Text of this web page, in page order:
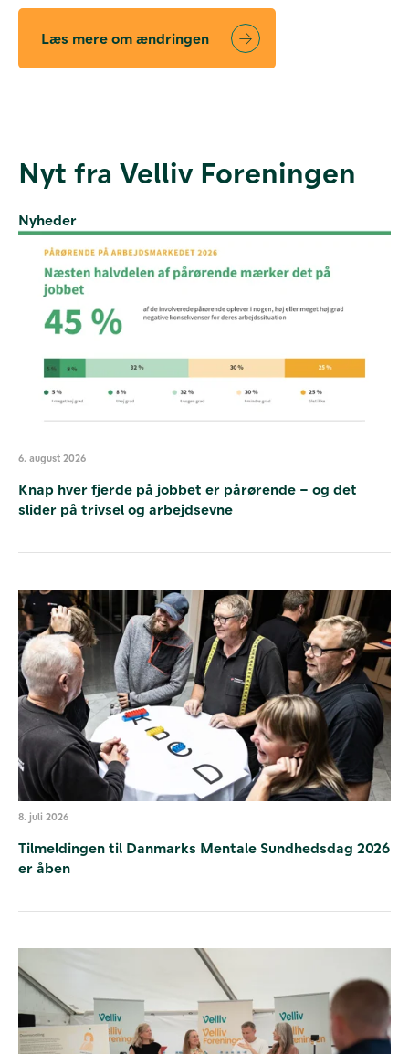
Læs mere om ændringen
Nyt fra Velliv Foreningen
Nyheder
6. august 2026
Knap hver fjerde på jobbet er pårørende – og det
slider på trivsel og arbejdsevne
8. juli 2026
Tilmeldingen til Danmarks Mentale Sundhedsdag 2026
er åben